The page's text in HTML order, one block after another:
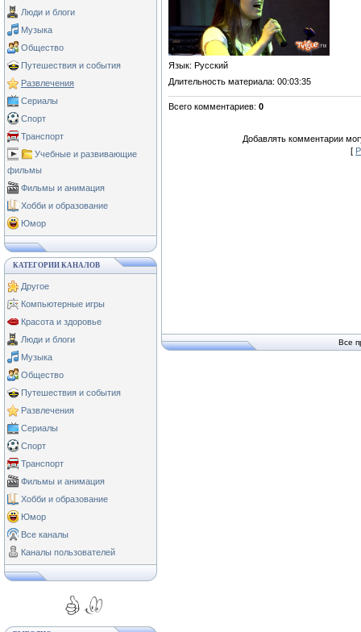
Люди и блоги
Музыка
Общество
Путешествия и события
Развлечения
Сериалы
Спорт
Транспорт
Учебные и развивающие
фильмы
Фильмы и анимация
Хобби и образование
Юмор
КАТЕГОРИИ КАНАЛОВ
Другое
Компьютерные игры
Красота и здоровье
Люди и блоги
Музыка
Общество
Путешествия и события
Развлечения
Сериалы
Спорт
Транспорт
Фильмы и анимация
Хобби и образование
Юмор
Все каналы
Каналы пользователей
Язык: Русский
Длительность материала: 00:03:35
Всего комментариев: 0
Добавлять комментарии
[
Все